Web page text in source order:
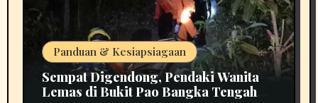
Panduan & Kesiapsiagaan
Sempat Digendong, Pendaki Wanita
Lemas di Bukit Pao Bangka Tengah